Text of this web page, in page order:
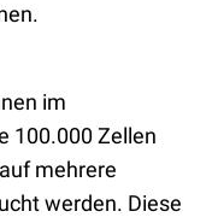
im
100.000 Zellen
mehrere
werden. Diese